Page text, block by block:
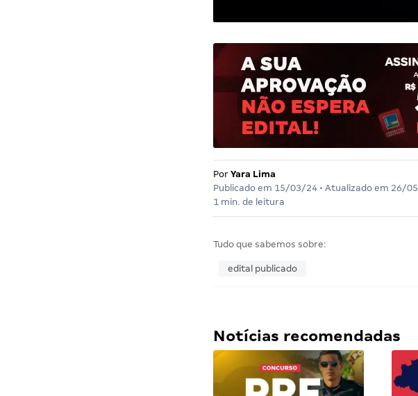
Por Yara Lima
Publicado em 15/03/24• Atualizado em 26/
1 min. de leitura
Tudo que sabemos sobre:
edital publicado
Notícias recomendadas